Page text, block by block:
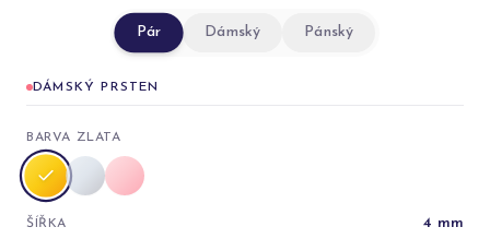
Pár Dámský Pánský
DÁMSKÝ PRSTEN
BARVA ZLATA
ŠÍŘKA 4 mm